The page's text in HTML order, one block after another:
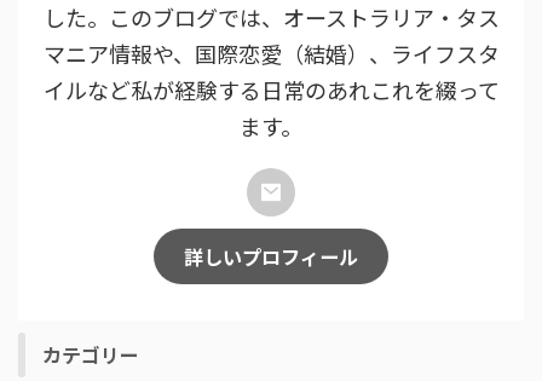
した。このブログでは、オーストラリア・タス
マニア情報や、国際恋愛（結婚）、ライフスタ
イルなど私が経験する日常のあれこれを綴って
ます。
詳しいプロフィール
カテゴリー